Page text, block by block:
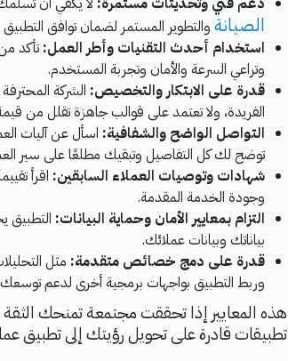
الصيانة والتطوير المستمر لضمان توافق
استخدام أحدث التقنيات وأطر العمل: تأكد
وتراعي السرعة والأمان وتجربة المستخدم.
قدرة على الابتكار والتخصيص: الشركة
الفريدة، ولا تعتمد على قوالب جاهزة تقلل من
التواصل الواضح والشفافية: اسأل عن آليات
توضح لك كل التفاصيل وتبقيك مطلعًا على سير
شهادات وتوصيات العملاء السابقين: اقرأ
وجودة الخدمة المقدمة.
التزام بمعايير الأمان وحماية البيانات: التطبيق
بياناتك وبيانات عملائك.
قدرة على دمج خصائص متقدمة: مثل
وربط التطبيق بواجهات برمجية أخرى لدعم
هذه المعايير إذا تحققت مجتمعة تمنحك
تطبيقات قادرة على تحويل رؤيتك إلى تطبيق